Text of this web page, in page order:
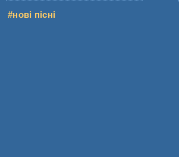
#нові пісні